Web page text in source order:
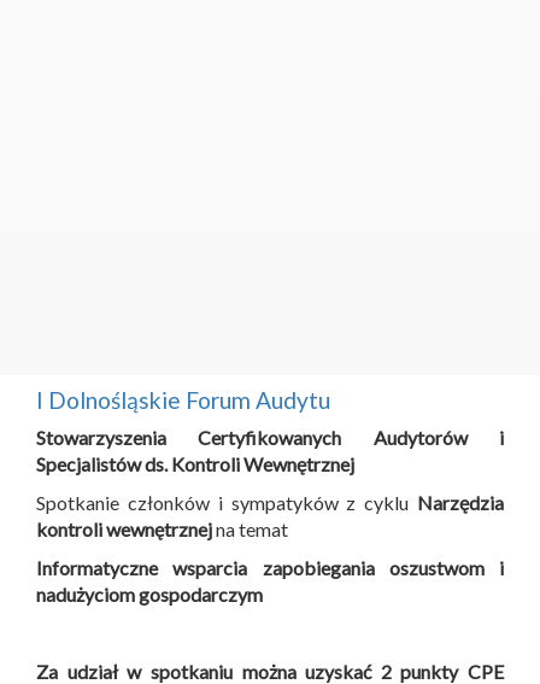
I Dolnośląskie Forum Audytu
Stowarzyszenia Certyfikowanych Audytorów i
Specjalistów ds. Kontroli Wewnętrznej
Spotkanie członków i sympatyków z cyklu Narzędzia
kontroli wewnętrznejna temat
Informatyczne wsparcia zapobiegania oszustwom i
nadużyciom gospodarczym
Za udział w spotkaniu można uzyskać 2 punkty CPE